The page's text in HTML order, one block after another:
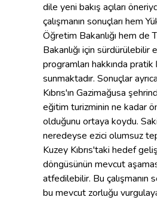
dile yeni bakış açıları
çalışmanın sonuçları hem
Öğretim Bakanlığı hem de
Bakanlığı için sürdürülebilir
programları hakkında pratik
sunmaktadır. Sonuçlar ayrıca
Kıbrıs'ın Gazimağusa şehrinde
eğitim turizminin ne kadar
olduğunu ortaya koydu.
neredeyse ezici olumsuz
Kuzey Kıbrıs'taki hedef
döngüsünün mevcut
atfedilebilir. Bu çalışmanın
bu mevcut zorluğu